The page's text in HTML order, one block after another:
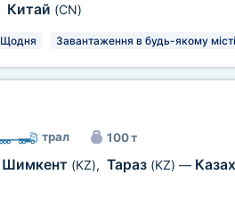
Китай (CN)
Щодня Завантаження в будь-якому місті
трал 100 т
Шимкент (KZ), Тараз (KZ) —